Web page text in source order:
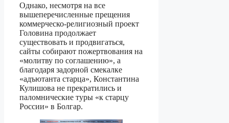
Однако, несмотря на все
вышеперечисленные прещения
коммерческо-религиозный проект
Головина продолжает
существовать и продвигаться,
сайты собирают пожертвования на
«молитву по соглашению», а
благодаря задорной смекалке
«адъютанта старца», Константина
Кулишова не прекратились и
паломнические туры «к старцу
России» в Болгар.